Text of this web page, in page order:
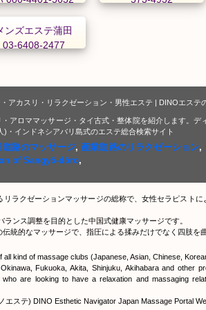
ンズエステ蒲田
03-6408-2477
アカスリ・リラクゼーション・男性エステ | DINOエステ
アロママッサージ・タイ古式・整体院を紹介します。デ
・インドネシアバリ島式のエステ総合検索サイト
道路のマッサージ, 産業道路のリラクゼーション,
of Sangyō-dōro,
ラクゼーションマッサージの総称で、女性セラピスト
ンス調整を目的とした中国式健康マッサージです。
統的なマッサージで、指圧による揉みだけでなく四肢を
kind of massage clubs (Japanese, Asian, Chinese,
Fukuoka, Akita, Shinjuku, Akihabara and other
are looking to have a relaxation and massaging
ステ) DINO Esthetic Navigator Japan Massage Portal